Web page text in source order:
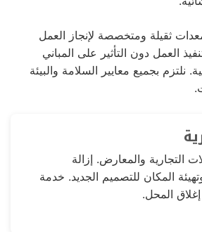
ثقيلة ومتخصصة لإنجاز العمل
العمل دون التأثير على المباني
نلتزم بجميع معايير السلامة والبيئة
التجارية والمعارض. إزالة
المكان للتصميم الجديد. خدمة
المحل.